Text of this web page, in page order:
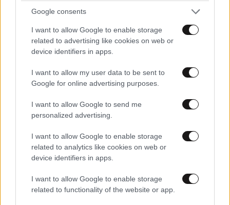
Google consents
I want to allow Google to enable storage
related to advertising like cookies on web or
device identifiers in apps.
I want to allow my user data to be sent to
Google for online advertising purposes.
I want to allow Google to send me
personalized advertising.
I want to allow Google to enable storage
related to analytics like cookies on web or
device identifiers in apps.
I want to allow Google to enable storage
related to functionality of the website or app.
Για το στέλεχος του ιού που ευθύνεται για αυτήν την
επιδημία, το Bundibugyo, δεν υπάρχει εμβόλιο ούτε
θεραπεία.
περιορισμού της εξάπλωσής του βασίζονται κυρίως
στην τήρηση των προληπτικών μέτρων και στην
ταχεία ανίχνευση κρουσμάτων για τον περιορισμό
των επαφών τους.
εφαρμόσει ενισχυμένους ελέγχους στα σημεία
εισόδου της χώρας, αν και ο ιός έχει ήδη περάσει τα